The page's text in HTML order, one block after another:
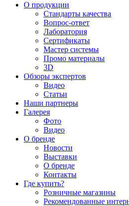
О продукции
Стандарты качества
Вопрос-ответ
Лаборатория
Сертификаты
Мастер системы
Промо материалы
3D
Обзоры экспертов
Видео
Статьи
Наши партнеры
Галерея
Фото
Видео
О бренде
Новости
Выставки
О бренде
Контакты
Где купить?
Розничные магазины
Рекомендованные